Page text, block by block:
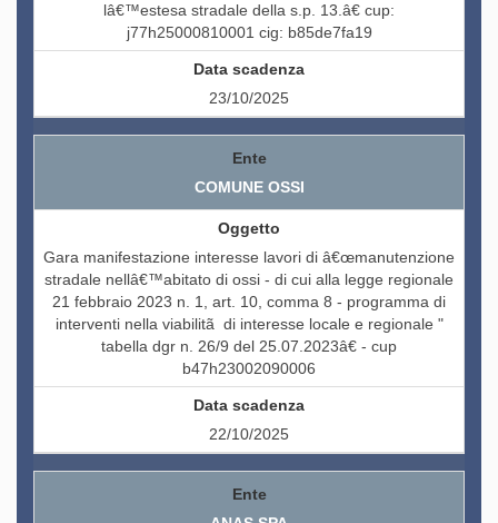
lâ€™estesa stradale della s.p. 13.â€ cup:
j77h25000810001 cig: b85de7fa19
23/10/2025
COMUNE OSSI
Gara manifestazione interesse lavori di â€œmanutenzione
stradale nellâ€™abitato di ossi - di cui alla legge regionale
21 febbraio 2023 n. 1, art. 10, comma 8 - programma di
interventi nella viabilitã di interesse locale e regionale "
tabella dgr n. 26/9 del 25.07.2023â€ - cup
b47h23002090006
22/10/2025